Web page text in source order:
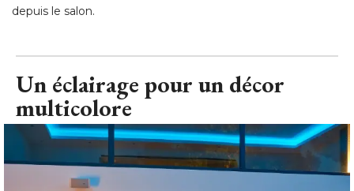
depuis le salon.
Un éclairage pour un décor
multicolore